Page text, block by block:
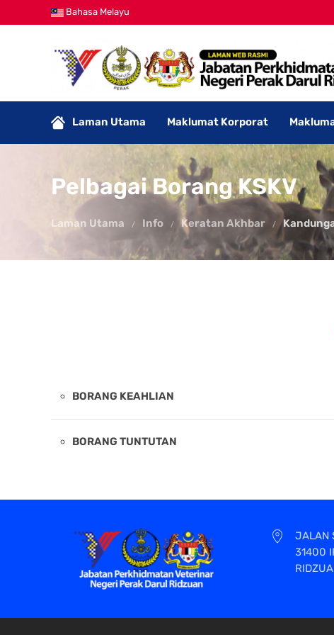
Bahasa Melayu
Laman Utama Maklumat Korporat
Pelbagai Borang KSKV
Laman Utama Info Keratan Akhbar
BORANG KEAHLIAN
BORANG TUNTUTAN
JALAN
31400